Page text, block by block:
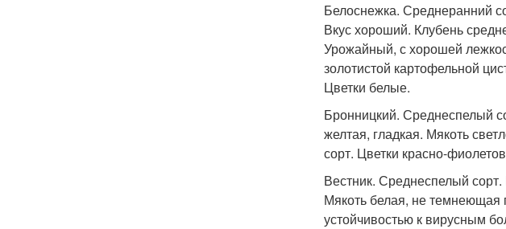
Белоснежка. Среднеранний
Вкус хороший. Клубень
Урожайный, с хорошей
золотистой картофельной
Цветки белые.
Бронницкий. Среднеспелый
желтая, гладкая. Мякоть
сорт. Цветки красно-
Вестник. Среднеспелый
Мякоть белая, не темнеющая
устойчивостью к вирусным